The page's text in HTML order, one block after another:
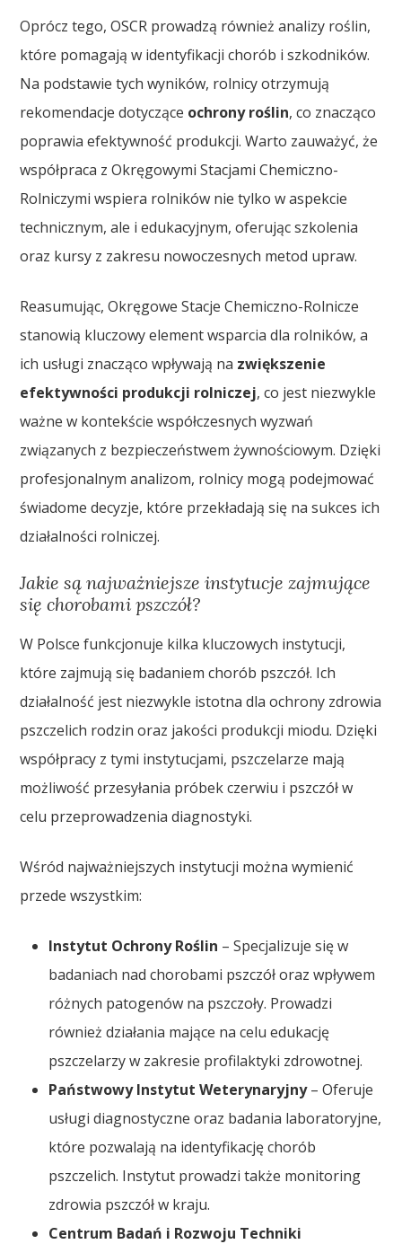
Oprócz tego, OSCR prowadzą również analizy roślin,
które pomagają w identyfikacji chorób i szkodników.
Na podstawie tych wyników, rolnicy otrzymują
rekomendacje dotyczące ochrony roślin, co znacząco
poprawia efektywność produkcji. Warto zauważyć, że
współpraca z Okręgowymi Stacjami Chemiczno-
Rolniczymi wspiera rolników nie tylko w aspekcie
technicznym, ale i edukacyjnym, oferując szkolenia
oraz kursy z zakresu nowoczesnych metod upraw.
Reasumując, Okręgowe Stacje Chemiczno-Rolnicze
stanowią kluczowy element wsparcia dla rolników, a
ich usługi znacząco wpływają na zwiększenie
efektywności produkcji rolniczej, co jest niezwykle
ważne w kontekście współczesnych wyzwań
związanych z bezpieczeństwem żywnościowym. Dzięki
profesjonalnym analizom, rolnicy mogą podejmować
świadome decyzje, które przekładają się na sukces ich
działalności rolniczej.
Jakie są najważniejsze instytucje zajmujące
się chorobami pszczół?
W Polsce funkcjonuje kilka kluczowych instytucji,
które zajmują się badaniem chorób pszczół. Ich
działalność jest niezwykle istotna dla ochrony zdrowia
pszczelich rodzin oraz jakości produkcji miodu. Dzięki
współpracy z tymi instytucjami, pszczelarze mają
możliwość przesyłania próbek czerwiu i pszczół w
celu przeprowadzenia diagnostyki.
Wśród najważniejszych instytucji można wymienić
przede wszystkim:
Instytut Ochrony Roślin – Specjalizuje się w
badaniach nad chorobami pszczół oraz wpływem
różnych patogenów na pszczoły. Prowadzi
również działania mające na celu edukację
pszczelarzy w zakresie profilaktyki zdrowotnej.
Państwowy Instytut Weterynaryjny– Oferuje
usługi diagnostyczne oraz badania laboratoryjne,
które pozwalają na identyfikację chorób
pszczelich. Instytut prowadzi także monitoring
zdrowia pszczół w kraju.
Centrum Badań i Rozwoju Techniki